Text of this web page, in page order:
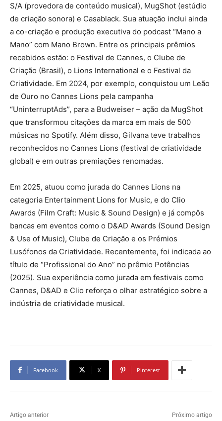
S/A (provedora de conteúdo musical), MugShot (estúdio
de criação sonora) e Casablack. Sua atuação inclui ainda
a co-criação e produção executiva do podcast “Mano a
Mano” com Mano Brown. Entre os principais prêmios
recebidos estão: o Festival de Cannes, o Clube de
Criação (Brasil), o Lions International e o Festival da
Criatividade. Em 2024, por exemplo, conquistou um Leão
de Ouro no Cannes Lions pela campanha
“UninterruptAds”, para a Budweiser – ação da MugShot
que transformou citações da marca em mais de 500
músicas no Spotify. Além disso, Gilvana teve trabalhos
reconhecidos no Cannes Lions (festival de criatividade
global) e em outras premiações renomadas.
Em 2025, atuou como jurada do Cannes Lions na
categoria Entertainment Lions for Music, e do Clio
Awards (Film Craft: Music & Sound Design) e já compôs
bancas em eventos como o D&AD Awards (Sound Design
& Use of Music), Clube de Criação e os Prémios
Lusófonos da Criatividade. Recentemente, foi indicada ao
título de “Profissional do Ano” no prêmio Potências
(2025). Sua experiência como jurada em festivais como
Cannes, D&AD e Clio reforça o olhar estratégico sobre a
indústria de criatividade musical.
Facebook X Pinterest
Artigo anterior Próximo artigo